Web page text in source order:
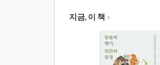
지금, 이 책